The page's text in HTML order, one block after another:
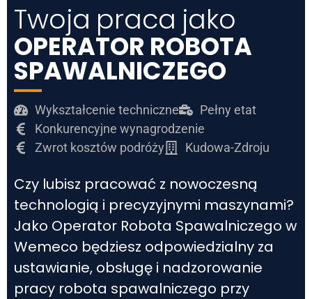
Twoja praca jako
OPERATOR ROBOTA
SPAWALNICZEGO
Wykształcenie techniczne
Pełny etat
Konkurencyjne wynagrodzenie
Zwrot kosztów podróży
Kudowa-Zdroju
Czy lubisz pracować z nowoczesną
technologią i precyzyjnymi maszynami?
Jako Operator Robota Spawalniczego w
Wemeco będziesz odpowiedzialny za
ustawianie, obsługę i nadzorowanie
pracy robota spawalniczego przy